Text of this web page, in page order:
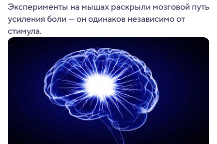
Эксперименты на мышах раскрыли мозговой путь
усиления боли — он одинаков независимо от
стимула.